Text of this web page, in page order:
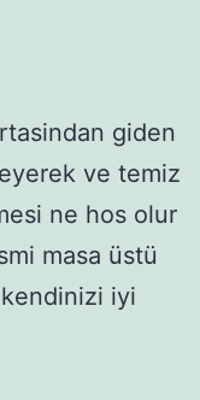
giden
ve temiz
ne hos olur
masa üstü
iyi